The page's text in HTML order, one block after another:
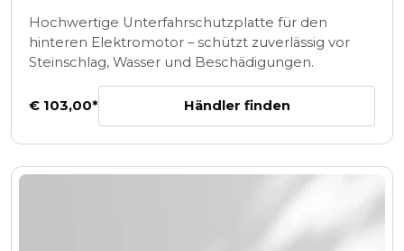
Hochwertige Unterfahrschutzplatte für den
hinteren Elektromotor – schützt zuverlässig vor
Steinschlag, Wasser und Beschädigungen.
€ 103,00* Händler finden